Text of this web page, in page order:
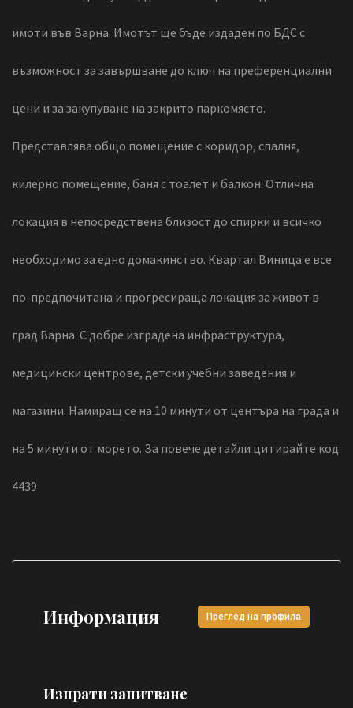
имоти във Варна. Имотът ще бъде издаден по БДС с
възможност за завършване до ключ на преференциални
цени и за закупуване на закрито паркомясто.
Представлява общо помещение с коридор, спалня,
килерно помещение, баня с тоалет и балкон. Отлична
локация в непосредствена близост до спирки и всичко
необходимо за едно домакинство. Квартал Виница е все
по-предпочитана и прогресираща локация за живот в
град Варна. С добре изградена инфраструктура,
медицински центрове, детски учебни заведения и
магазини. Намиращ се на 10 минути от центъра на града и
на 5 минути от морето. За повече детайли цитирайте код:
4439
Информация Преглед на профила
Изпрати запитване